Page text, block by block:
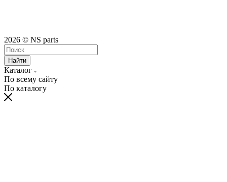
2026 © NS parts
Найти
Каталог
По всему сайту
По каталогу